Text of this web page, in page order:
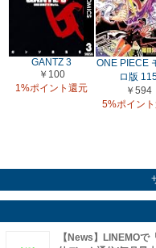
GANTZ 3
￥100
1%ポイント還元
ONE PIECE
ロ版
￥594
5%ポイン
【News】LINEMO